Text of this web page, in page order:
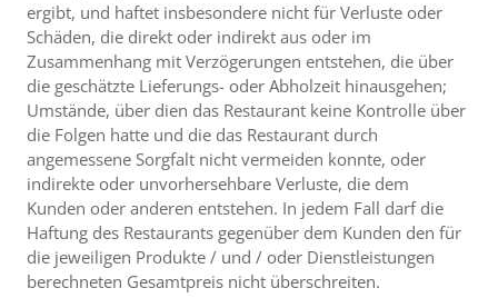
ergibt, und haftet insbesondere nicht für Verluste oder
Schäden, die direkt oder indirekt aus oder im
Zusammenhang mit Verzögerungen entstehen, die über
die geschätzte Lieferungs- oder Abholzeit hinausgehen;
Umstände, über dien das Restaurant keine Kontrolle über
die Folgen hatte und die das Restaurant durch
angemessene Sorgfalt nicht vermeiden konnte, oder
indirekte oder unvorhersehbare Verluste, die dem
Kunden oder anderen entstehen. In jedem Fall darf die
Haftung des Restaurants gegenüber dem Kunden den für
die jeweiligen Produkte / und / oder Dienstleistungen
berechneten Gesamtpreis nicht überschreiten.